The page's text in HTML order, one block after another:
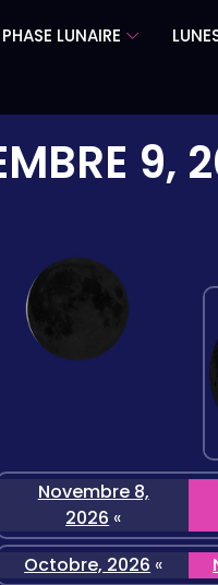
LUNAIRE
9,
Novembre 8,
2026 «
Octobre, 2026 «